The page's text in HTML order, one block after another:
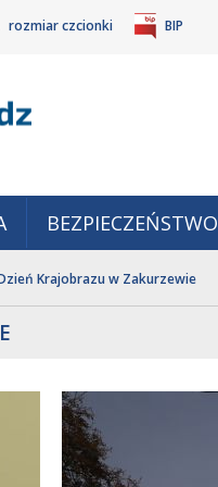
rozmiar czcionki BIP
BEZPIECZEŃSTWO
Krajobrazu w Zakurzewie